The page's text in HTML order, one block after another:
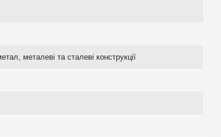
металеві та сталеві конструкції